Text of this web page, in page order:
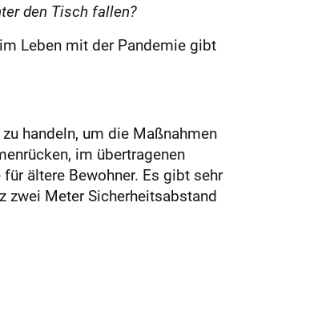
den Tisch fallen?
Leben mit der Pandemie gibt
handeln, um die Maßnahmen
im übertragenen
ältere Bewohner. Es gibt sehr
zwei Meter Sicherheitsabstand